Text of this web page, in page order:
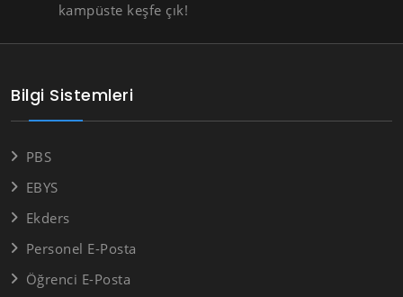
kampüste keşfe çık!
Bilgi Sistemleri
PBS
EBYS
Ekders
Personel E-Posta
Öğrenci E-Posta